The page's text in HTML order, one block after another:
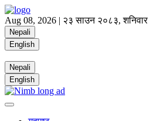
Aug 08, 2026 | २३ साउन २०८३, शनिवार
Nepali
English
Nepali
English